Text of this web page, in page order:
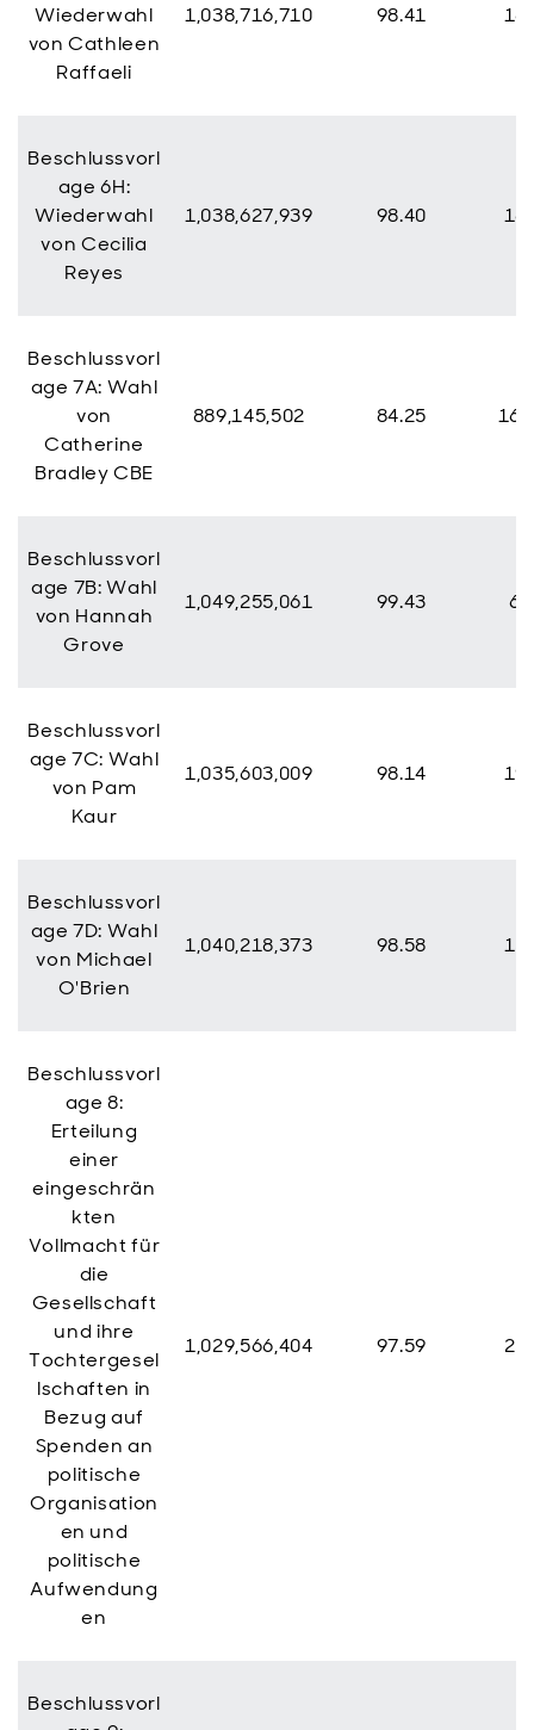
Wiederwahl
von Cathleen
Raffaeli
1,038,716,710 98.41
Beschlussvorl
age 6H:
Wiederwahl
von Cecilia
Reyes
1,038,627,939 98.40
Beschlussvorl
age 7A: Wahl
von
Catherine
Bradley CBE
889,145,502 84.25
Beschlussvorl
age 7B: Wahl
von Hannah
Grove
1,049,255,061 99.43
Beschlussvorl
age 7C: Wahl
von Pam
Kaur
1,035,603,009 98.14
Beschlussvorl
age 7D: Wahl
von Michael
O'Brien
1,040,218,373 98.58
Beschlussvorl
age 8:
Erteilung
einer
eingeschrän
kten
Vollmacht für
die
Gesellschaft
und ihre
Tochtergesel
lschaften in
Bezug auf
Spenden an
politische
Organisation
en und
politische
Aufwendung
en
1,029,566,404 97.59
Beschlussvorl